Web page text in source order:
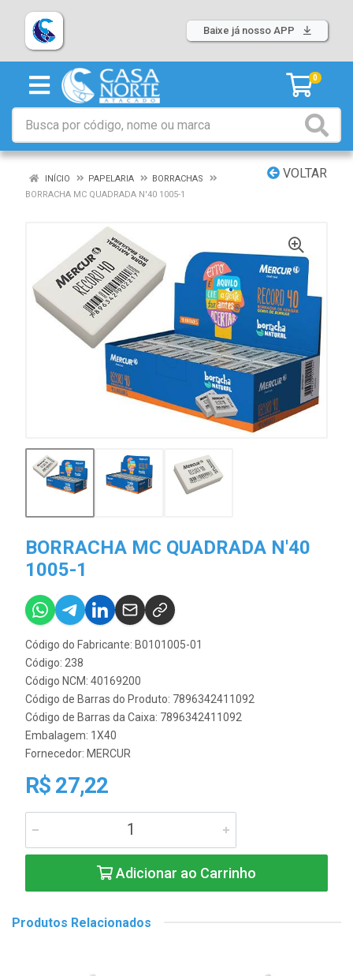
Baixe já nosso APP
0
VOLTAR
INÍCIO PAPELARIA
BORRACHAS
BORRACHA MC QUADRADA N'40 1005-1
BORRACHA MC QUADRADA N'40
1005-1
Código do Fabricante: B0101005-01
Código: 238
Código NCM: 40169200
Código de Barras do Produto: 7896342411092
Código de Barras da Caixa: 7896342411092
Embalagem: 1X40
Fornecedor: MERCUR
R$ 27,22
Adicionar ao Carrinho
Produtos Relacionados